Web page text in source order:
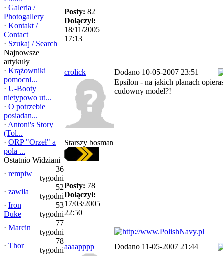
· Galeria /
Photogallery
· Kontakt /
Contact
· Szukaj / Search
Najnowsze
artykuły
· Krążowniki
pomocni...
· U-Booty
nietypowo ut...
· O potrzebie
posiadan...
· Antoni's Story
(Tol...
· ORP "Orzeł" a
pola ...
Ostatnio Widziani
· rempiw
36
tygodni
· zawila
52
tygodni
· Iron
Duke
53
tygodni
· Marcin
77
tygodni
· Thor
78
tygodni
Posty: 82
Dołączył:
18/11/2005
17:13
crolick Dodano 10-05-2007 23:51
Starszy bosman
Posty: 78
Dołączył:
17/03/2005
22:50
Epsilon - na jakich planach
cudowny model?!
aaaapppp Dodano 11-05-2007 21:44